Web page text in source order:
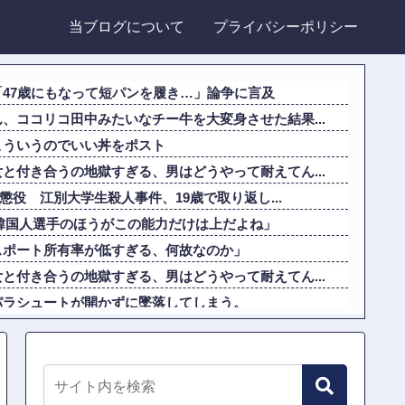
当ブログについて プライバシーポリシー
歳にもなって短パンを履き…」論争に言及
、ココリコ田中みたいなチー牛を大変身させた結果...
いうのでいい丼をポスト
と付き合うの地獄すぎる、男はどうやって耐えてん...
懲役 江別大学生殺人事件、19歳で取り返し...
人選手のほうがこの能力だけは上だよね」
ート所有率が低すぎる、何故なのか」
と付き合うの地獄すぎる、男はどうやって耐えてん...
シュートが開かずに墜落してしまう。
解した富山のツバメが賢い。
たらどっちのほうが上なの？」